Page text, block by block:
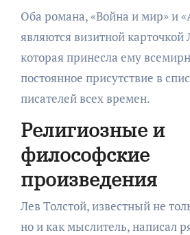
Оба романа, «Война и мир» и
являются визитной карточкой
которая принесла ему
постоянное присутствие в
писателей всех времен.
Религиозные и
философские
произведения
Лев Толстой, известный не
но и как мыслитель, написал